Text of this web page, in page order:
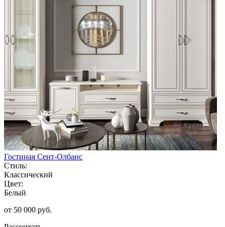
Гостиная Сент-Олбанс
Стиль:
Классический
Цвет:
Белый
от 50 000 руб.